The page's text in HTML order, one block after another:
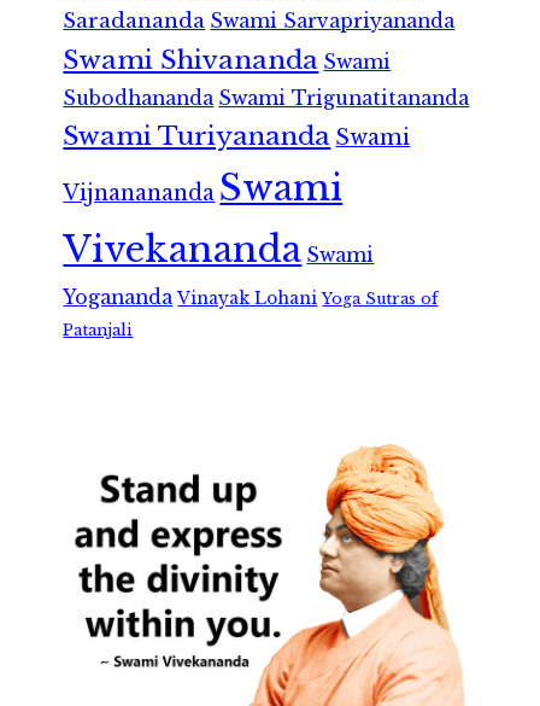
Saradananda Swami Sarvapriyananda
Swami Shivananda Swami
Subodhananda Swami Trigunatitananda
Swami Turiyananda Swami
Vijnanananda Swami
Vivekananda Swami
Yogananda Vinayak Lohani Yoga Sutras of
Patanjali